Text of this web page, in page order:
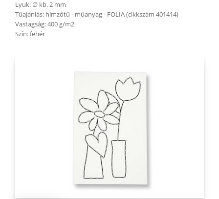
Lyuk: ∅ kb. 2 mm
Tűajánlás: hímzőtű - műanyag - FOLIA (cikkszám 401414)
Vastagság: 400 g/m2
Szín: fehér